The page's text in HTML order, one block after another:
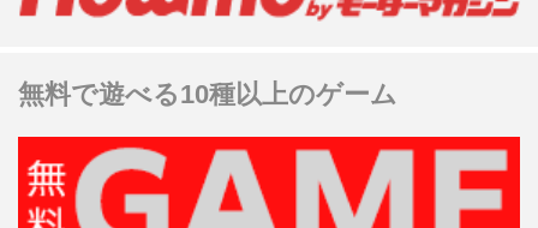
無料で遊べる10種以上のゲーム